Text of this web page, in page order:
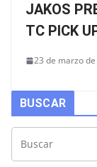
JAKOS
TC PICK
23 de marzo
BUSCAR